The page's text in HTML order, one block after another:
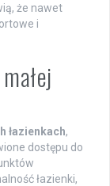
że nawet
i
łazienkach,
dostępu do
łazienki,